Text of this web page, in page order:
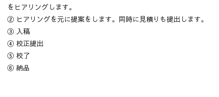
をヒアリングします。
② ヒアリングを元に提案をします。同時に見積りも提出します。
③ 入稿
④ 校正提出
⑤ 校了
⑥ 納品